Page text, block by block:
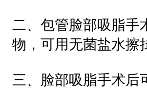
二、包管脸部吸脂手
物，可用无菌盐水擦
三、脸部吸脂手术后